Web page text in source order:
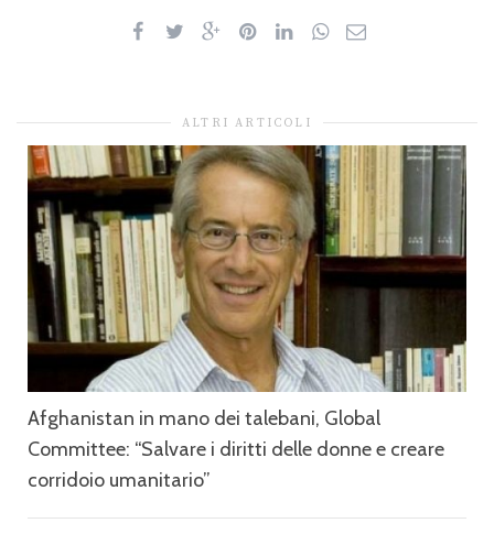
ALTRI ARTICOLI
Afghanistan in mano dei talebani, Global
Committee: “Salvare i diritti delle donne e creare
corridoio umanitario”